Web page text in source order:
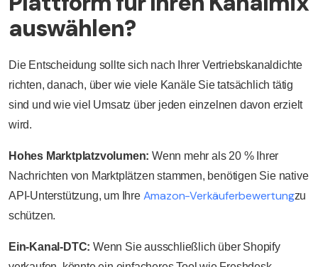
auswählen?
Die Entscheidung sollte sich nach Ihrer Vertriebskanaldichte
richten, danach, über wie viele Kanäle Sie tatsächlich tätig
sind und wie viel Umsatz über jeden einzelnen davon erzielt
wird.
Hohes Marktplatzvolumen: Wenn mehr als 20 % Ihrer
Nachrichten von Marktplätzen stammen, benötigen Sie native
API-Unterstützung, um Ihre Amazon-Verkäuferbewertungzu
schützen.
Ein-Kanal-DTC: Wenn Sie ausschließlich über Shopify